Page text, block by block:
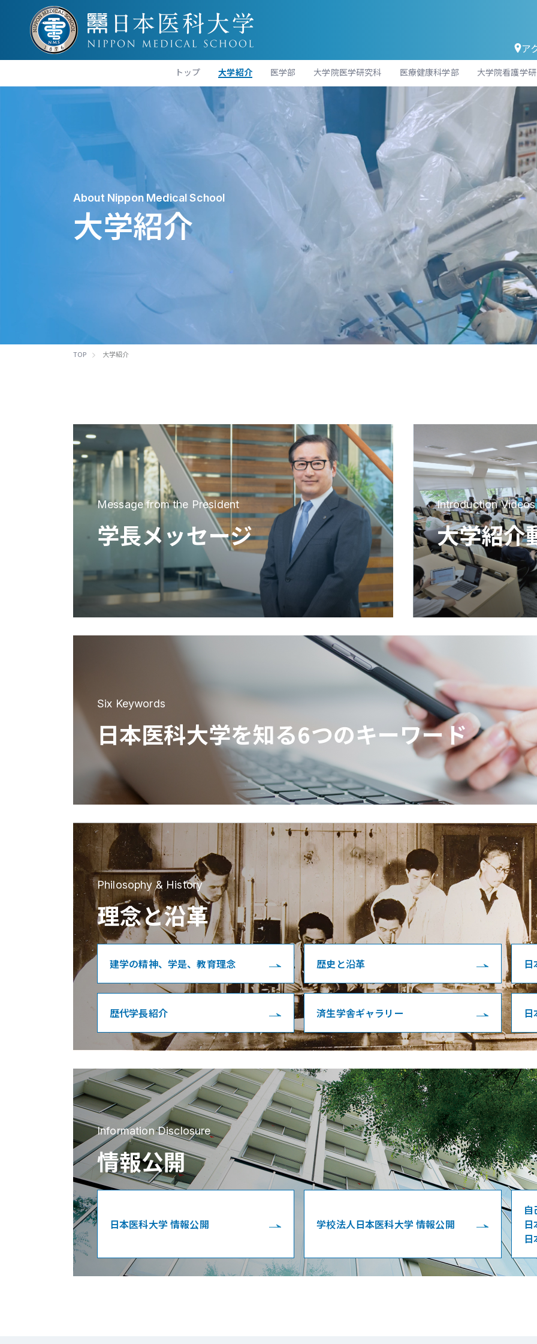
ア
トップ 大学紹介 医学部 大学院医学研究科 医療健康科学部 大学院看護学
About Nippon Medical School
大学紹介
TOP 大学紹介
Message from the President
学長メッセージ
Introduction Videos
大学紹介
Six Keywords
日本医科大学を知る6つのキーワード
Philosophy & History
理念と沿革
建学の精神、学是、教育理念 歴史と沿革
歴代学長紹介 済生学舎ギャラリー
Information Disclosure
情報公開
日本医科大学 情報公開 学校法人日本医科大学 情報公開